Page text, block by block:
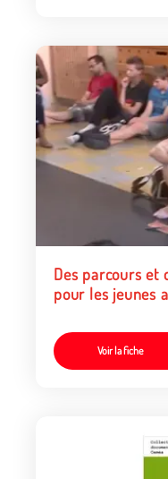
Des parcours et
pour les jeunes
Voir la fiche